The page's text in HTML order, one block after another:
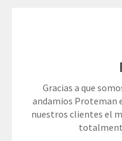
Gracias a que
andamios Proteman
nuestros clientes el